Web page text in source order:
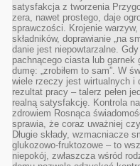
satysfakcja z tworzenia
zera, nawet prostego, daje
sprawczości. Krojenie
składników, doprawianie „na
danie jest niepowtarzalne.
pachnącego ciasta lub garnek
dumę: „zrobiłem to sam”. W
wiele rzeczy jest wirtualnych i
rezultat pracy – talerz pełen
realną satysfakcję. Kontrola
zdrowiem Rosnąca
sprawia, że coraz uważniej
Długie składy, wzmacniacze
glukozowo-fruktozowe – to
niepokój, zwłaszcza wśród